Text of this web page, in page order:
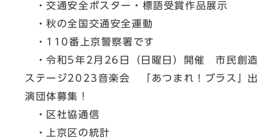
・交通安全ポスター・標語受賞作品展示
・秋の全国交通安全運動
・110番上京警察署です
・令和5年2月26日（日曜日）開催 市民創造
ステージ2023音楽会 「あつまれ！ブラス」出
演団体募集！
・区社協通信
・上京区の統計